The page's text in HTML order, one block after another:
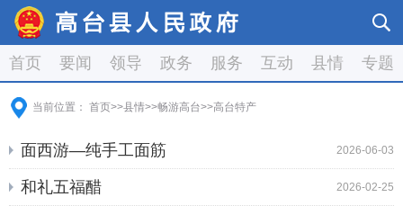
首页 要闻 领导 政务 服务 互动 县情 专题
当前位置： 首页>>县情>>畅游高台>>高台特产
面西游—纯手工面筋 2026-06-03
和礼五福醋 2026-02-25